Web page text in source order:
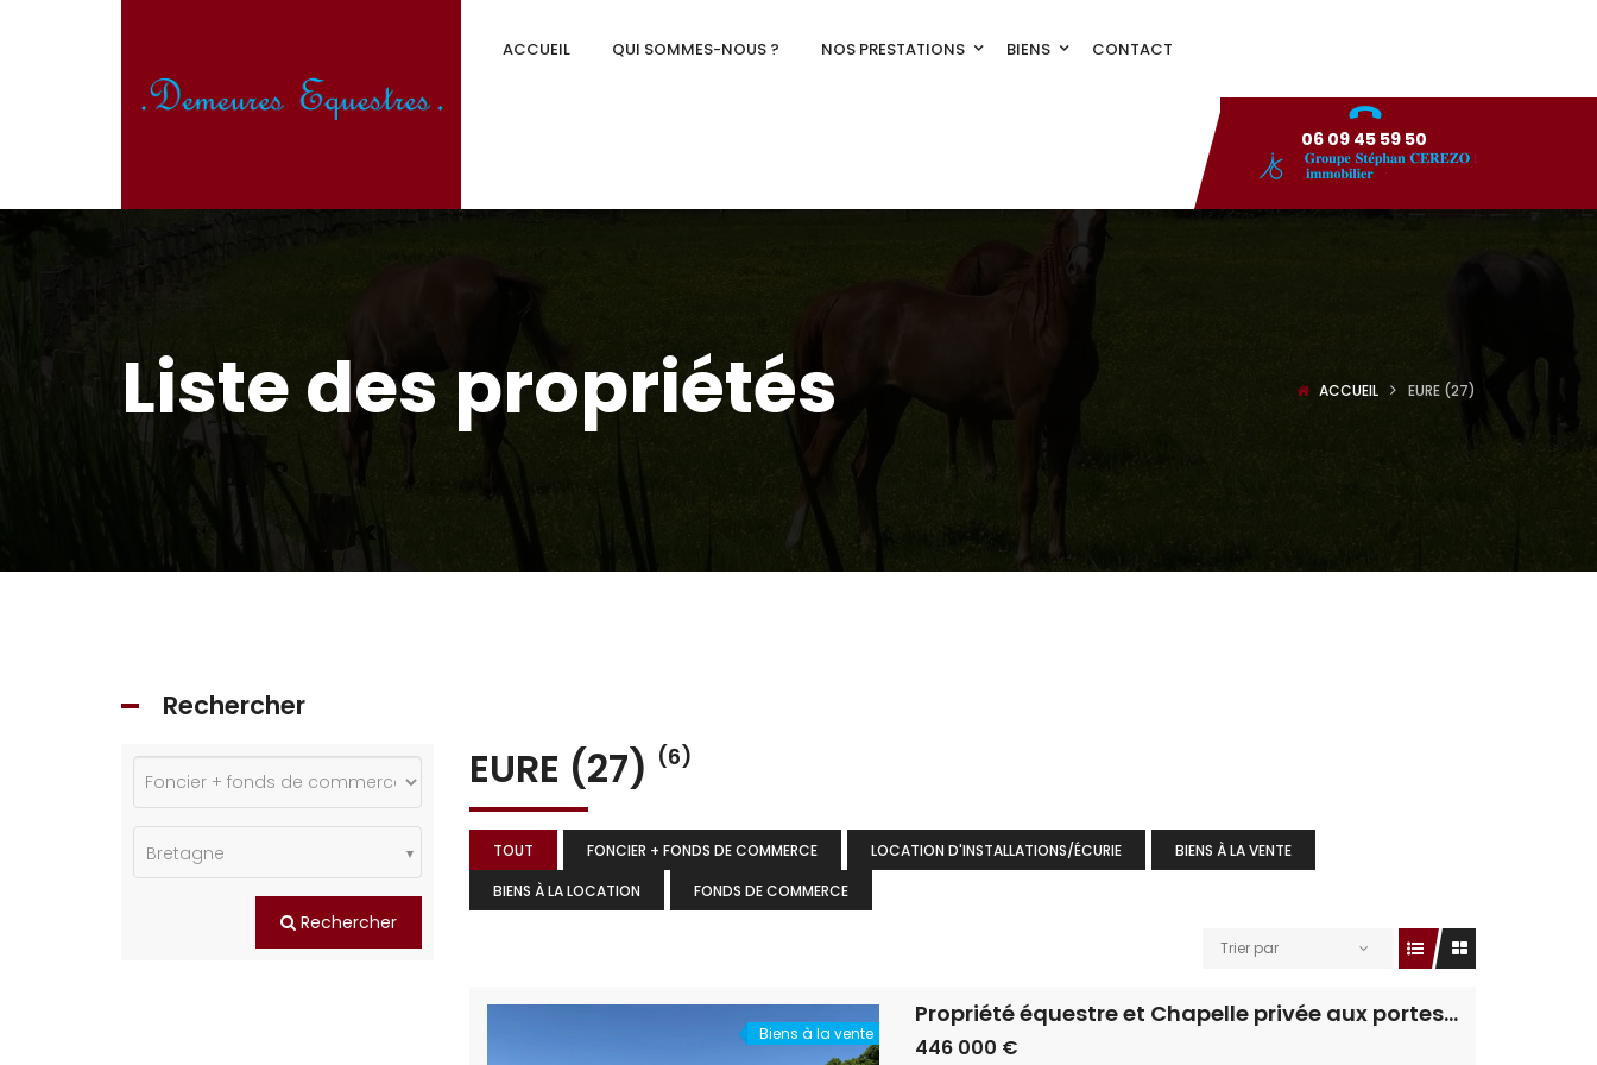
ACCUEIL QUI SOMMES-NOUS ? NOS PRESTATIONS BIENS CONTACT
06 09 45 59 50
Liste des propriétés ACCUEIL EURE (27)
EURE (27) (6)
TOUT FONCIER + FONDS DE COMMERCE LOCATION D'INSTALLATIONS/ÉCURIE
BIENS À LA VENTE
BIENS À LA LOCATION
FONDS DE COMMERCE
Trier par
Biens à la vente
Propriété équestre et Chapelle privée aux portes d’Évreux
446 000 €
Rechercher
Bretagne
Rechercher